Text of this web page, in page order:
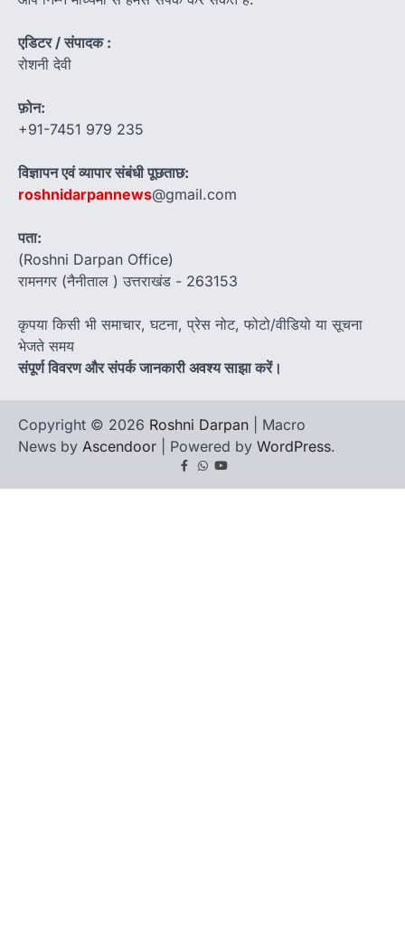
एडिटर / संपादक :
रोशनी देवी
फ़ोन:
+91-7451 979 235
विज्ञापन एवं व्यापार संबंधी पूछताछ:
roshnidarpannews@gmail.com
पता:
(Roshni Darpan Office)
रामनगर (नैनीताल ) उत्तराखंड - 263153
कृपया किसी भी समाचार, घटना, प्रेस नोट, फोटो/वीडियो या सूचना
भेजते समय
संपूर्ण विवरण और संपर्क जानकारी अवश्य साझा करें।
Copyright © 2026 Roshni Darpan | Macro
News by Ascendoor | Powered by WordPress.
Facebook
Whatsapp
youtube